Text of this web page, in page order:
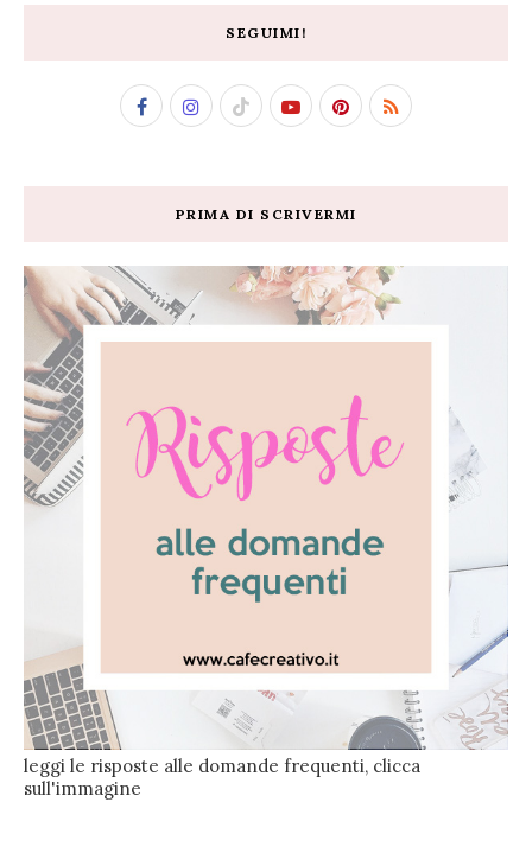
SEGUIMI!
PRIMA DI SCRIVERMI
leggi le risposte alle domande frequenti, clicca
sull'immagine